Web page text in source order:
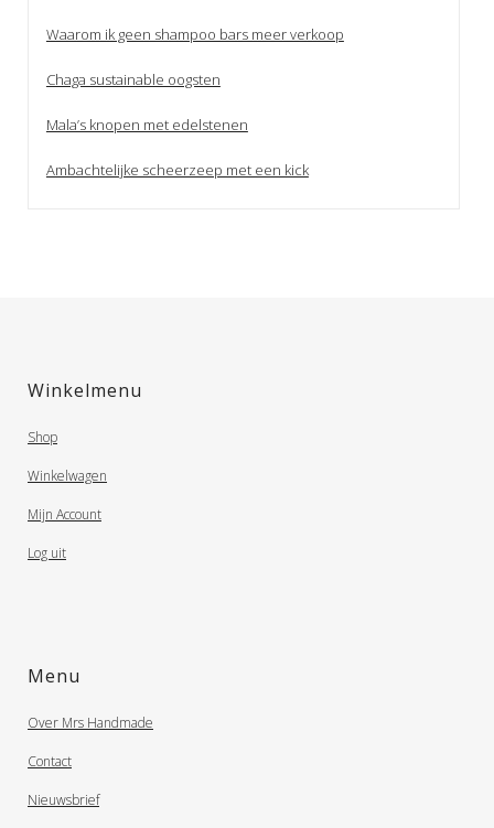
Waarom ik geen shampoo bars meer verkoop
Chaga sustainable oogsten
Mala’s knopen met edelstenen
Ambachtelijke scheerzeep met een kick
Winkelmenu
Shop
Winkelwagen
Mijn Account
Log uit
Menu
Over Mrs Handmade
Contact
Nieuwsbrief